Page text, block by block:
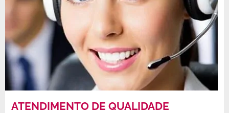
ATENDIMENTO DE QUALIDADE